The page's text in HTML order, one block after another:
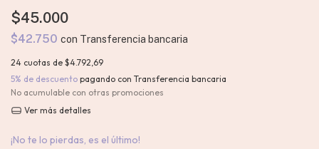
$45.000
$42.750 con Transferencia bancaria
24 cuotas de $4.792,69
5% de descuento pagando con Transferencia bancaria
No acumulable con otras promociones
Ver más detalles
¡No te lo pierdas, es el último!